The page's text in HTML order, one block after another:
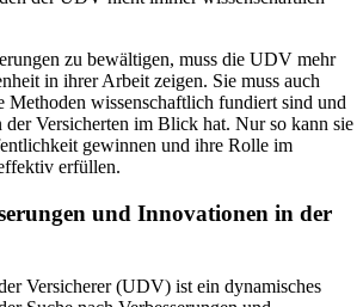
zu bewältigen, muss die UDV mehr
in ihrer Arbeit zeigen. Sie muss auch
Methoden wissenschaftlich fundiert sind und
der Versicherten im Blick hat. Nur so kann sie
gewinnen und ihre Rolle im
erfüllen.
und Innovationen in der
Versicherer (UDV) ist ein dynamisches